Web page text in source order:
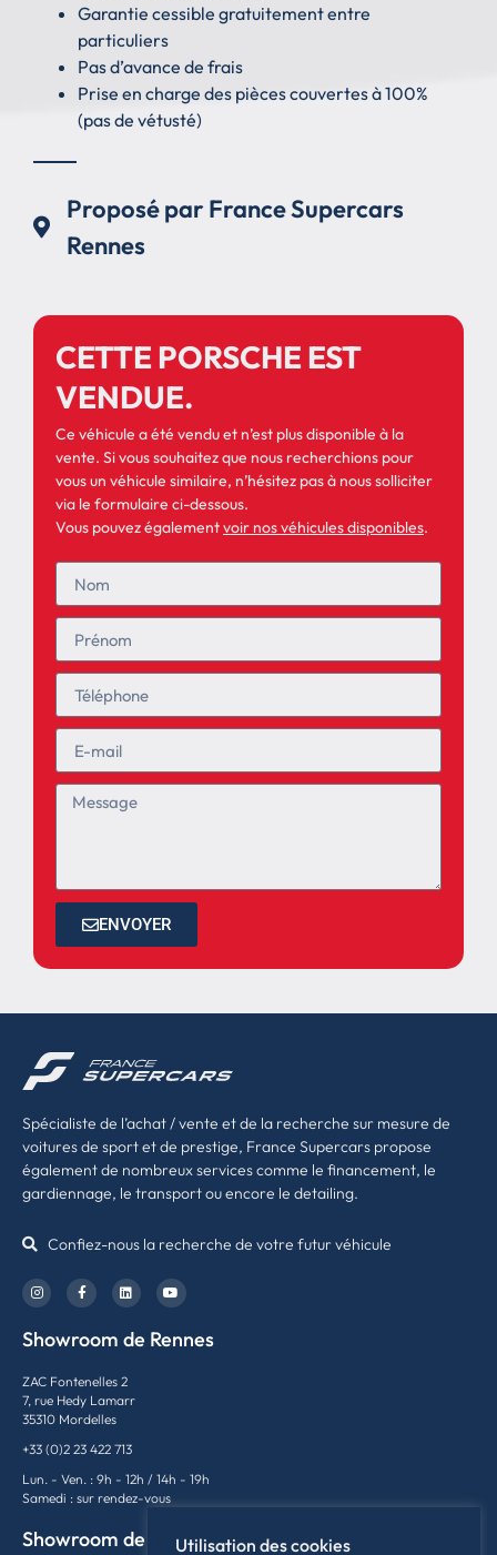
Garantie cessible gratuitement entre
particuliers
Pas d’avance de frais
Prise en charge des pièces couvertes à 100%
(pas de vétusté)
Proposé par France Supercars
Rennes
CETTE PORSCHE EST
VENDUE.
Ce véhicule a été vendu et n’est plus disponible à la
vente. Si vous souhaitez que nous recherchions pour
vous un véhicule similaire, n’hésitez pas à nous solliciter
via le formulaire ci-dessous.
Vous pouvez égalementvoir nos véhicules disponibles.
ENVOYER
Spécialiste de l’achat / vente et de la recherche sur mesure de
voitures de sport et de prestige, France Supercars propose
également de nombreux services comme le financement, le
gardiennage, le transport ou encore le detailing.
Confiez-nous la recherche de votre futur véhicule
Showroom de Rennes
ZAC Fontenelles 2
7, rue Hedy Lamarr
35310 Mordelles
+33 (0)2 23 422 713
Lun. - Ven. : 9h - 12h / 14h - 19h
Samedi : sur rendez-vous
Showroom de LyonUtilisation des cookies